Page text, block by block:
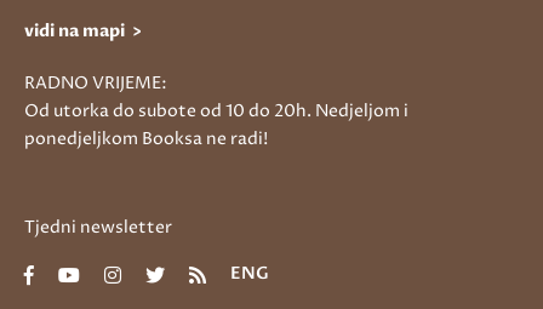
vidi na mapi >
RADNO VRIJEME:
Od utorka do subote od 10 do 20h. Nedjeljom i
ponedjeljkom Booksa ne radi!
Tjedni newsletter
ENG